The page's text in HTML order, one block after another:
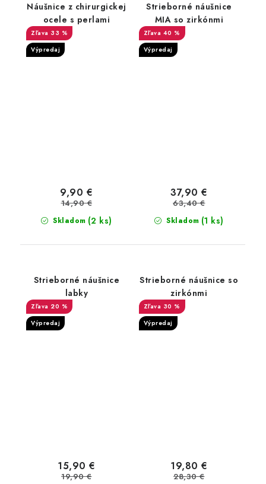
Náušnice z chirurgickej
ocele s perlami
33 %
Výpredaj
Skladom (2 ks)
9,90 €
14,90 €
Strieborné náušnice
MIA so zirkónmi
40 %
Výpredaj
Skladom (1 ks)
37,90 €
63,40 €
Strieborné náušnice
labky
20 %
Výpredaj
15,90 €
19,90 €
Strieborné náušnice so
zirkónmi
30 %
Výpredaj
19,80 €
28,30 €